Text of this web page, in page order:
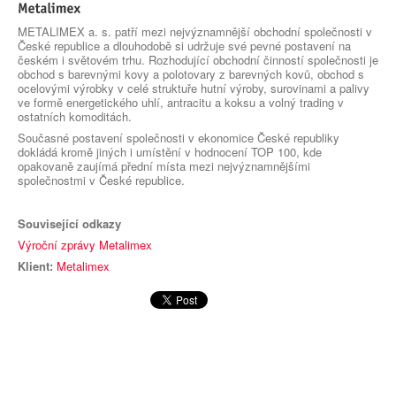
METALIMEX a. s. patří mezi nejvýznamnější obchodní společnosti v
České republice a dlouhodobě si udržuje své pevné postavení na
českém i světovém trhu. Rozhodující obchodní činností společnosti je
obchod s barevnými kovy a polotovary z barevných kovů, obchod s
ocelovými výrobky v celé struktuře hutní výroby, surovinami a palivy
ve formě energetického uhlí, antracitu a koksu a volný trading v
ostatních komoditách.
Současné postavení společnosti v ekonomice České republiky
dokládá kromě jiných i umístění v hodnocení TOP 100, kde
opakovaně zaujímá přední místa mezi nejvýznamnějšími
společnostmi v České republice.
Související odkazy
Výroční zprávy Metalimex
Klient: Metalimex